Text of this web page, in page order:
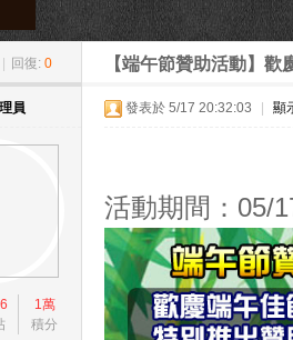
回復: 0 【端午節贊助活動】
員
1萬
積分
發表於 5/17 20:32:03 顯
活動期間：05/